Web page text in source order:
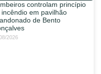
controlam princípio
incêndio em pavilhão
de Bento
2026